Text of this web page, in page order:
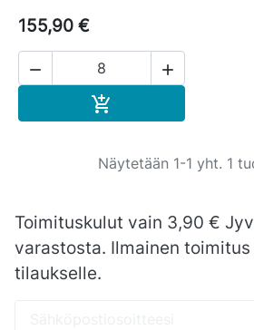
155,90 €
 

Näytetään 1-1 yht. 1
Toimituskulut vain 3,90 €
varastosta. Ilmainen
tilaukselle.